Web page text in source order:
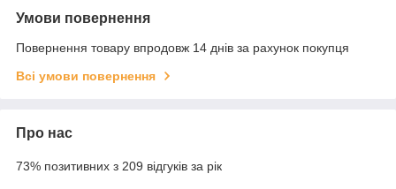
Умови повернення
Повернення товару впродовж 14 днів за рахунок покупця
Всі умови повернення
Про нас
73% позитивних з 209 відгуків за рік